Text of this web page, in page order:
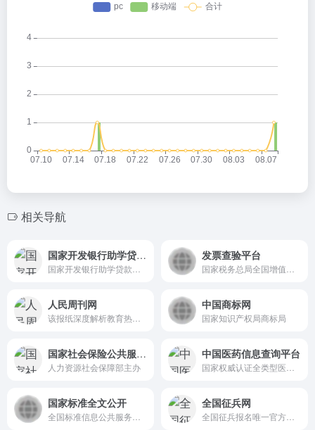
相关导航
国家开发银行助学贷款学生在线系统 发票查验平台
人民周刊网 中国商标网
国家知识产权局商标局
国家社会保险公共服务平台
人力资源社会保障部主办
中国医药信息查询平台
国家标准全文公开 全国征兵网